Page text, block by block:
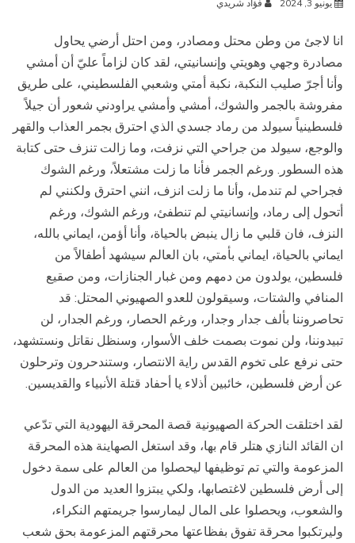
يونيو 3, 2024 فؤاد شريدي
انا لاجئ من وطن محتل ومصادر، ومن احتل أرضي يحاول
مصادرة وجهي وهويتي وإنسانيتي، لقد كان لزاماً عليّ أن أمشي
وأنا أجرّ صليب النكبة، نكبة أمتي وشعبي الفلسطيني، على طريق
مفروشة بالجمر والشوك، أمشي وأمشي يراودني شعور أن جيلاً
فلسطينياً سيولد من رماد جسدي الذي احترق بجمر العذاب والقهر
والوجع، سيولد من جراحي التي نزفت، وما زالت تنزف حتى كتابة
هذه السطور. ورغم الجمر فأنا ما زلت مشتعلاً، ورغم الشوك
فجراحي لم تندمل، وأنا ما زلت انزف، انني احترق ولكنني لم
أتحول إلى رماد، وإنسانيتي لم تنطفئ، ورغم الشوك، ورغم
النزف، فان قلبي ما زال ينبض بالحياة، وأنا أؤمن، ايماني بالله،
ايماني بالحياة، ايماني بأمتي، بان العالم سيشهد أطفالاً من
فلسطين، يولدون من دمهم ومن غبار الجنازات، ومن صقيع
المنافي والشتات، وسيقولون للعدو الصهيوني المحتل: قد
تحاصروننا بألف جدار وجدار، ورغم الحصار، ورغم الجدار، لن
تبيدوننا، ولن نموت بصمت خلف الأسوار، وسنظل نقاتل ونستشهد،
حتى نرفع على تخوم القدس راية الانتصار، وستندحرون وترحلون
عن أرض فلسطين، خائبين أذلاء يا أحفاد قتلة الأنبياء والقديسين.
لقد اختلقت الحركة الصهيونية قصة المحرقة اليهودية التي تدّعي
ان القائد النازي هتلر قام بها، وقد استغل الصهاينة هذه المحرقة
المزعومة والتي تم توظيفها ليحصلوا من العالم على سمة دخول
إلى أرض فلسطين لاغتصابها، ولكي يبتزوا العديد من الدول
والشعوب، ويحصلوا على المال ليمارسوا جريمتهم النكراء،
وليرتكبوا محرقة تفوق بفظاعتها محرقتهم المزعومة بحق شعب